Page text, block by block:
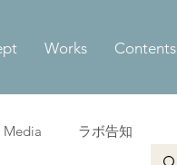
Works Contents
Media ラボ告知